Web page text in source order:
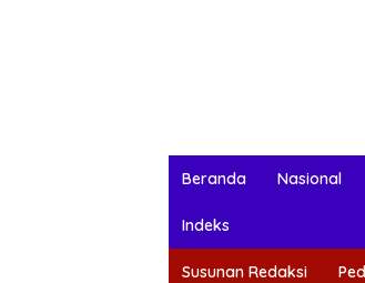
Beranda Nasional
Indeks
Susunan Redaksi